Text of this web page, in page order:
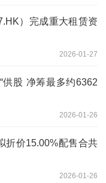
）完成重大租赁资
2026-01-27
供股 净筹最多约6362
2026-01-26
折价15.00%配售合共
2026-01-26